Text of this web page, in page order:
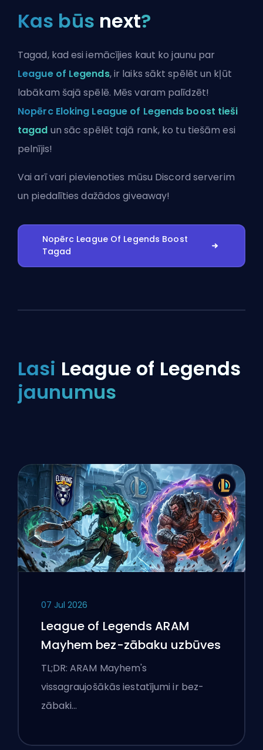
Kas būs next?
Tagad, kad esi iemācījies kaut ko jaunu par
League of Legends, ir laiks sākt spēlēt un kļūt
labākam šajā spēlē. Mēs varam palīdzēt!
Nopērc Eloking League of Legends boost tieši
tagad un sāc spēlēt tajā rank, ko tu tiešām esi
pelnījis!
Vai arī vari pievienoties mūsu Discord serverim
un piedalīties dažādos giveaway!
Nopērc League Of Legends Boost
Tagad
Lasi League of Legends
jaunumus
07 Jul 2026
League of Legends ARAM
Mayhem bez-zābaku uzbūves
TL;DR: ARAM Mayhem's
vissagraujošākās iestatījumi ir bez-
zābaki…